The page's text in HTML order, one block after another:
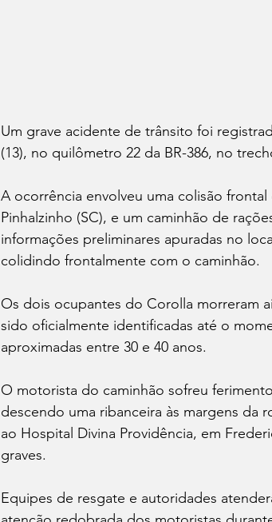
Um grave acidente de trânsito foi
(13), no quilômetro 22 da BR-386, no
A ocorrência envolveu uma colisão
Pinhalzinho (SC), e um caminhão de
informações preliminares apuradas no
colidindo frontalmente com o caminhão.
Os dois ocupantes do Corolla morreram
sido oficialmente identificadas até o
aproximadas entre 30 e 40 anos.
O motorista do caminhão sofreu
descendo uma ribanceira às margens
ao Hospital Divina Providência, em
graves.
Equipes de resgate e autoridades